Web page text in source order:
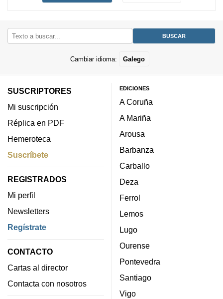
Cambiar idioma: Galego
SUSCRIPTORES
Mi suscripción
Réplica en PDF
Hemeroteca
Suscríbete
REGISTRADOS
Mi perfil
Newsletters
Regístrate
CONTACTO
Cartas al director
Contacta con nosotros
EDICIONES
A Coruña
A Mariña
Arousa
Barbanza
Carballo
Deza
Ferrol
Lemos
Lugo
Ourense
Pontevedra
Santiago
Vigo